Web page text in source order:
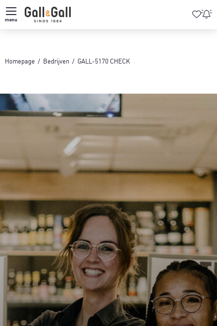
menu
Homepage Bedrijven GALL-5170 CHECK